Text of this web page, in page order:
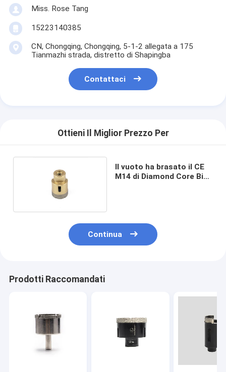
Miss. Rose Tang
15223140385
CN, Chongqing, Chongqing, 5-1-2 allegata a 175
Tianmazhi strada, distretto di Shapingba
Contattaci
Ottieni Il Miglior Prezzo Per
Il vuoto ha brasato il CE
M14 di Diamond Core Bits
Continua
Prodotti Raccomandati